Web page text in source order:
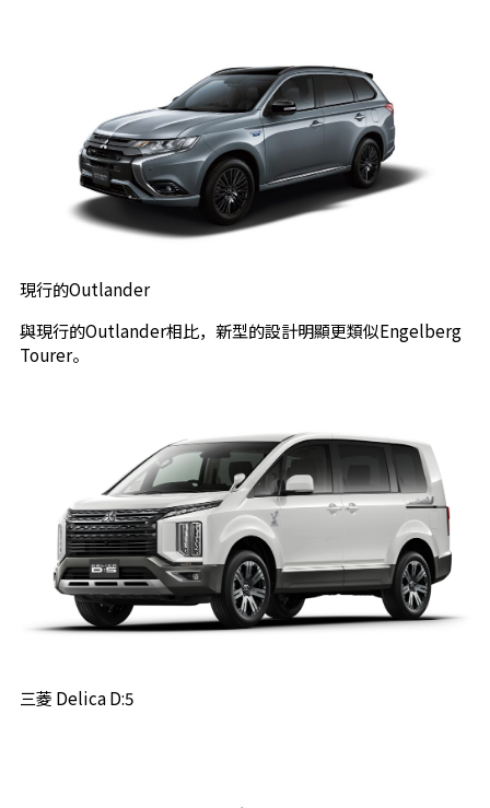
現行的Outlander
與現行的Outlander相比，新型的設計明顯更類似Engelberg
Tourer。
三菱 Delica D:5